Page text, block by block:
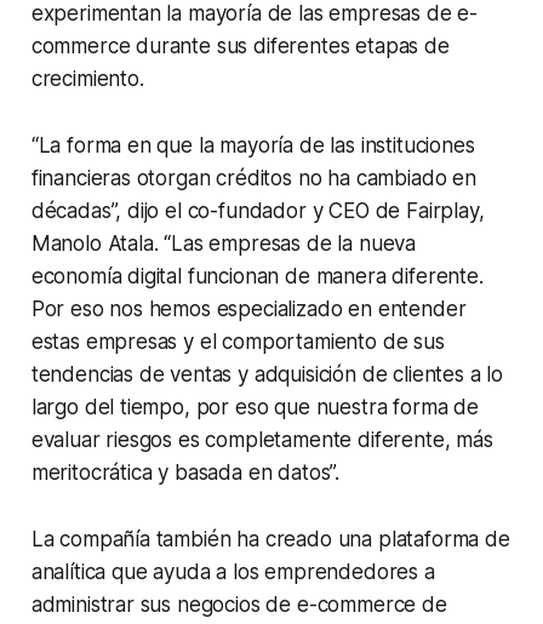
experimentan la mayoría de las empresas de e-
commerce durante sus diferentes etapas de
crecimiento.
“La forma en que la mayoría de las instituciones
financieras otorgan créditos no ha cambiado en
décadas”, dijo el co-fundador y CEO de Fairplay,
Manolo Atala. “Las empresas de la nueva
economía digital funcionan de manera diferente.
Por eso nos hemos especializado en entender
estas empresas y el comportamiento de sus
tendencias de ventas y adquisición de clientes a lo
largo del tiempo, por eso que nuestra forma de
evaluar riesgos es completamente diferente, más
meritocrática y basada en datos”.
La compañía también ha creado una plataforma de
analítica que ayuda a los emprendedores a
administrar sus negocios de e-commerce de